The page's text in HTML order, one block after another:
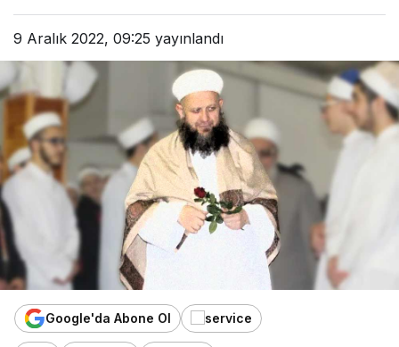
9 Aralık 2022, 09:25 yayınlandı
Google'da Abone Ol